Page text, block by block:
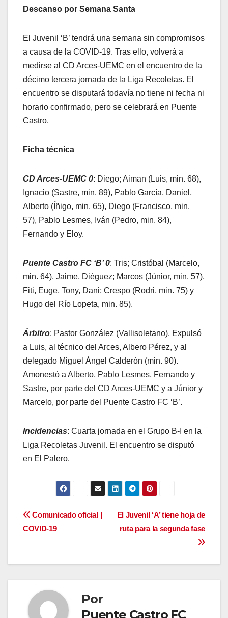
Descanso por Semana Santa
El Juvenil ‘B’ tendrá una semana sin compromisos
a causa de la COVID-19. Tras ello, volverá a
medirse al CD Arces-UEMC en el encuentro de la
décimo tercera jornada de la Liga Recoletas. El
encuentro se disputará todavía no tiene ni fecha ni
horario confirmado, pero se celebrará en Puente
Castro.
Ficha técnica
CD Arces-UEMC 0: Diego; Aiman (Luis, min. 68),
Ignacio (Sastre, min. 89), Pablo García, Daniel,
Alberto (Íñigo, min. 65), Diego (Francisco, min.
57), Pablo Lesmes, Iván (Pedro, min. 84),
Fernando y Eloy.
Puente Castro FC ‘B’ 0: Tris; Cristóbal (Marcelo,
min. 64), Jaime, Diéguez; Marcos (Júnior, min. 57),
Fiti, Euge, Tony, Dani; Crespo (Rodri, min. 75) y
Hugo del Río Lopeta, min. 85).
Árbitro: Pastor González (Vallisoletano). Expulsó
a Luis, al técnico del Arces, Albero Pérez, y al
delegado Miguel Ángel Calderón (min. 90).
Amonestó a Alberto, Pablo Lesmes, Fernando y
Sastre, por parte del CD Arces-UEMC y a Júnior y
Marcelo, por parte del Puente Castro FC ‘B’.
Incidencias: Cuarta jornada en el Grupo B-I en la
Liga Recoletas Juvenil. El encuentro se disputó
en El Palero.
Navegación
entradas
El Juvenil ‘A’ tiene hoja de
ruta para la segunda fase
Comunicado oficial |
COVID-19
Por
Puente Castro FC